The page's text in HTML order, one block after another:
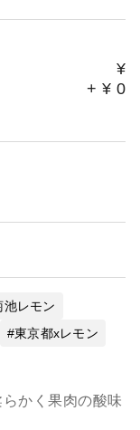
¥
+ ¥ 0
池レモン
東京都xレモン
かく果肉の酸味